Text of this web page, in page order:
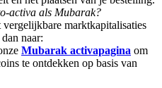
pool
activa als Mubarak?
marktkapitalisaties
naar:
Mubarak activapagina om
te ontdekken op basis van